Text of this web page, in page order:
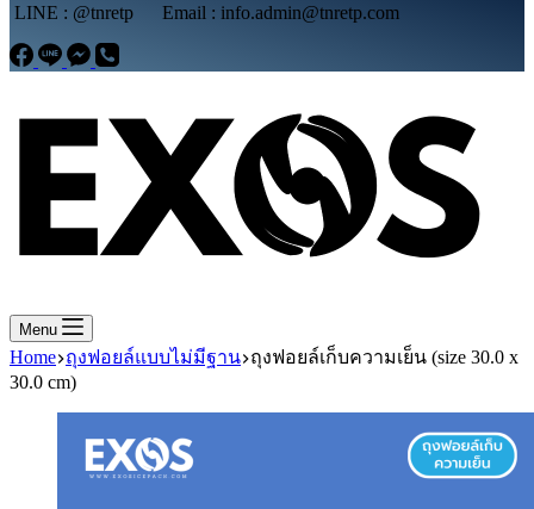
LINE : @tnretp Email : info.admin@tnretp.com
Menu
Home ถุงฟอยล์แบบไม่มีฐาน ถุงฟอยล์เก็บความเย็น (size 30.0 x
30.0 cm)